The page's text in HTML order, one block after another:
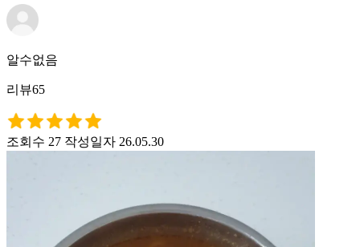
알수없음
리뷰65
조회수 27 작성일자 26.05.30